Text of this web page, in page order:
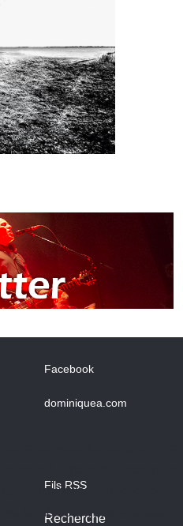
Facebook
dominiquea.com
Fils RSS
Recherche
utilisateur (cookies
vous-même si vous autorisez